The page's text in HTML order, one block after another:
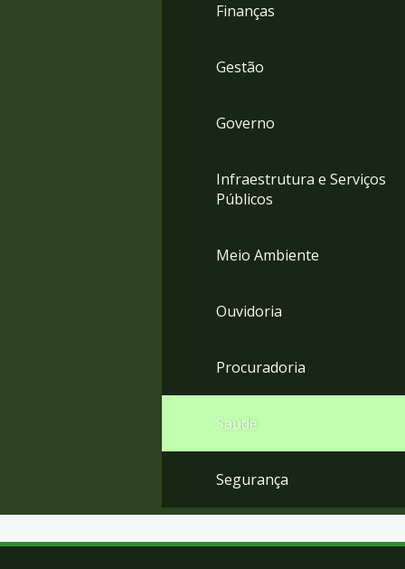
Finanças
Gestão
Governo
Infraestrutura e Serviços
Públicos
Meio Ambiente
Ouvidoria
Procuradoria
Saúde
Segurança